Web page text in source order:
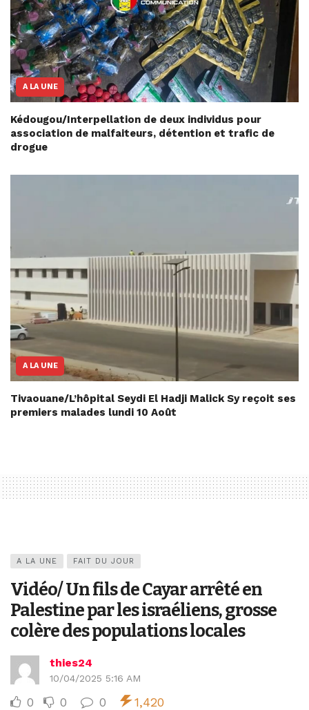
A LA UNE
Kédougou/Interpellation de deux individus pour
association de malfaiteurs, détention et trafic de
drogue
A LA UNE
Tivaouane/L’hôpital Seydi El Hadji Malick Sy reçoit ses
premiers malades lundi 10 Août
A LA UNE FAIT DU JOUR
Vidéo/ Un fils de Cayar arrêté en
Palestine par les israéliens, grosse
colère des populations locales
thies24
10/04/2025 5:16 AM
0 0 0 1,420